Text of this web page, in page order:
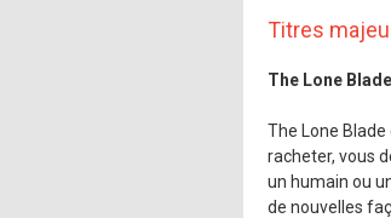
Titres
The Lone Blade
The Lone
racheter, vous
un humain ou
de nouvelles